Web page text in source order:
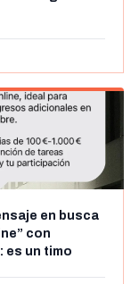
en busca
con
es un timo